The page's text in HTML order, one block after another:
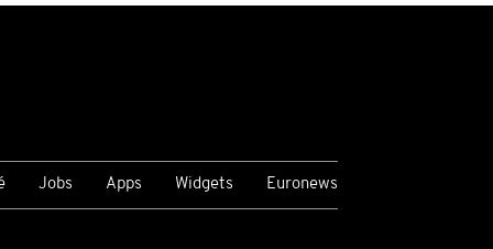
Jobs Apps Widgets Euronews